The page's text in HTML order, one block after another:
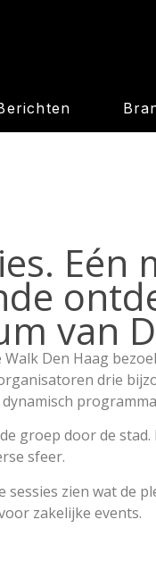
Eén
van
Den Haag
drie
groep door de
sfeer.
sessies zien wat de
zakelijke events.